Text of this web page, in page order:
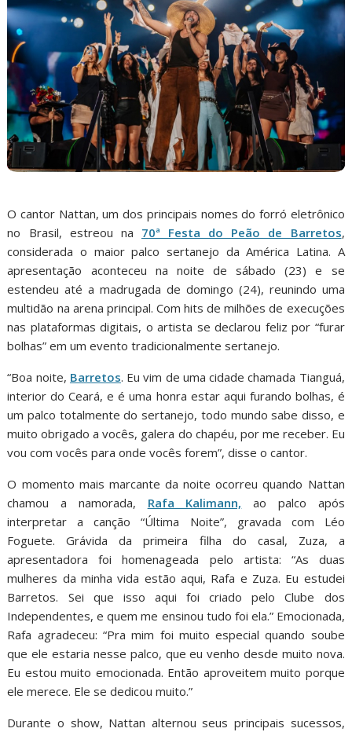
O cantor Nattan, um dos principais nomes do forró eletrônico
no Brasil, estreou na 70ª Festa do Peão de Barretos,
considerada o maior palco sertanejo da América Latina. A
apresentação aconteceu na noite de sábado (23) e se
estendeu até a madrugada de domingo (24), reunindo uma
multidão na arena principal. Com hits de milhões de execuções
nas plataformas digitais, o artista se declarou feliz por “furar
bolhas” em um evento tradicionalmente sertanejo.
“Boa noite, Barretos. Eu vim de uma cidade chamada Tianguá,
interior do Ceará, e é uma honra estar aqui furando bolhas, é
um palco totalmente do sertanejo, todo mundo sabe disso, e
muito obrigado a vocês, galera do chapéu, por me receber. Eu
vou com vocês para onde vocês forem”, disse o cantor.
O momento mais marcante da noite ocorreu quando Nattan
chamou a namorada, Rafa Kalimann, ao palco após
interpretar a canção “Última Noite”, gravada com Léo
Foguete. Grávida da primeira filha do casal, Zuza, a
apresentadora foi homenageada pelo artista: “As duas
mulheres da minha vida estão aqui, Rafa e Zuza. Eu estudei
Barretos. Sei que isso aqui foi criado pelo Clube dos
Independentes, e quem me ensinou tudo foi ela.” Emocionada,
Rafa agradeceu: “Pra mim foi muito especial quando soube
que ele estaria nesse palco, que eu venho desde muito nova.
Eu estou muito emocionada. Então aproveitem muito porque
ele merece. Ele se dedicou muito.”
Durante o show, Nattan alternou seus principais sucessos,